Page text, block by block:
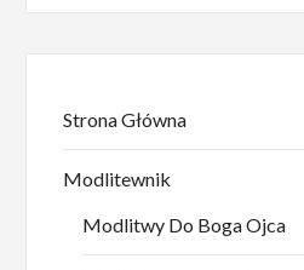
Strona Główna
Modlitewnik
Modlitwy Do Boga Ojca